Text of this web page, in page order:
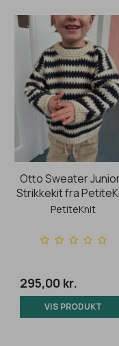
Otto Sweater
Strikkekit fra
PetiteKnit
295,00 kr.
VIS PRODUKT